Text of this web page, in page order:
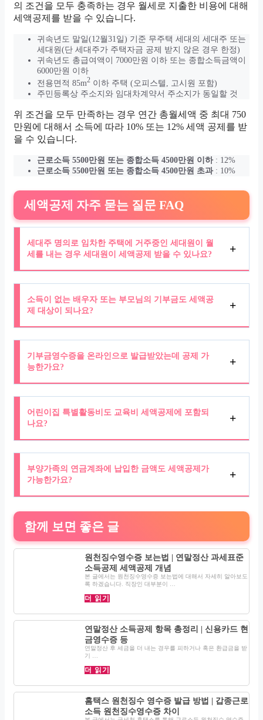
의 조건을 모두 충족하는 경우 월세로 지출한 비용에 대해
세액공제를 받을 수 있습니다.
귀속년도 말일(12월31일) 기준 무주택 세대의 세대주 또는
세대원(단 세대주가 주택자금 공제 받지 않은 경우 한정)
귀속년도 총급여액이 7000만원 이하 또는 종합소득금액이
6000만원 이하
전용면적 85m2 이하 주택 (오피스텔, 고시원 포함)
주민등록상 주소지와 임대차계약서 주소지가 동일할 것
위 조건을 모두 만족하는 경우 연간 총월세액 중 최대 750
만원에 대해서 소득에 따라 10% 또는 12% 세액 공제를 받
을 수 있습니다.
근로소득 5500만원 또는 종합소득 4500만원 이하: 12%
근로소득 5500만원 또는 종합소득 4500만원 초과: 10%
세액공제 자주 묻는 질문 FAQ
세대주 명의로 임차한 주택에 거주중인 세대원이 월
세를 내는 경우 세대원이 세액공제 받을 수 있나요?
소득이 없는 배우자 또는 부모님의 기부금도 세액공
제 대상이 되나요?
기부금영수증을 온라인으로 발급받았는데 공제 가
능한가요?
어린이집 특별활동비도 교육비 세액공제에 포함되
나요?
부양가족의 연금계좌에 납입한 금액도 세액공제가
가능한가요?
함께 보면 좋은 글
원천징수영수증 보는법 | 연말정산 과세표준
소득공제 세액공제 개념
본 글에서는 원천징수영수증 보는법에 대해서 자세히 알아보도
록 하겠습니다. 직장인 대부분이 …
더 읽기
연말정산 소득공제 항목 총정리 | 신용카드 현
금영수증 등
연말정산 후 세금을 더 내는 경우를 피하거나 혹은 환급금을 받
기 …
더 읽기
홈택스 원천징수 영수증 발급 방법 | 갑종근로
소득 원천징수영수증 차이